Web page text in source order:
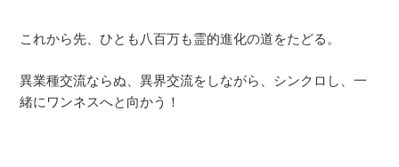
これから先、ひとも八百万も霊的進化の道をたどる。
異業種交流ならぬ、異界交流をしながら、シンクロし、一
緒にワンネスへと向かう！